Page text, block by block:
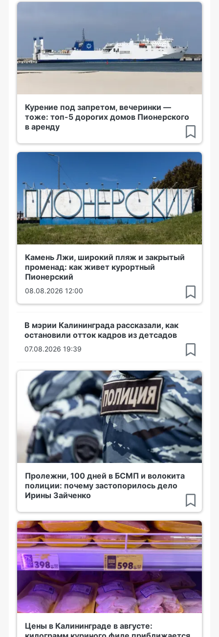
Курение под запретом, вечеринки —
тоже: топ-5 дорогих домов Пионерского
в аренду
Камень Лжи, широкий пляж и закрытый
променад: как живет курортный
Пионерский
08.08.2026 12:00
В мэрии Калининграда рассказали, как
остановили отток кадров из детсадов
07.08.2026 19:39
Пролежни, 100 дней в БСМП и волокита
полиции: почему застопорилось дело
Ирины Зайченко
Цены в Калининграде в августе: